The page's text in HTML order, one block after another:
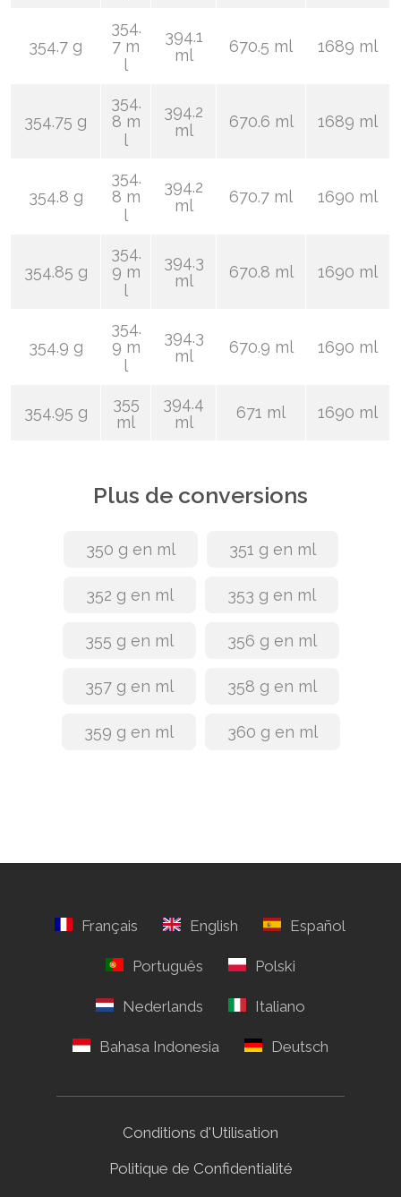
354.7 g
354.
7 m
l
394.1
ml
670.5 ml 1689 ml
354.75 g
354.
8 m
l
394.2
ml
670.6 ml 1689 ml
354.8 g
354.
8 m
l
394.2
ml
670.7 ml 1690 ml
354.85 g
354.
9 m
l
394.3
ml
670.8 ml 1690 ml
354.9 g
354.
9 m
l
394.3
ml
670.9 ml 1690 ml
354.95 g
355
ml
394.4
ml
671 ml 1690 ml
Plus de conversions
350 g en ml 351 g en ml
352 g en ml 353 g en ml
355 g en ml 356 g en ml
357 g en ml 358 g en ml
359 g en ml 360 g en ml
Conditions d'Utilisation
Politique de Confidentialité